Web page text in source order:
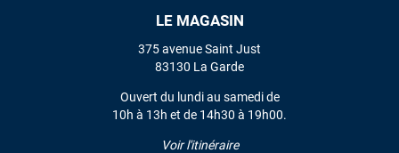
LE MAGASIN
375 avenue Saint Just
83130 La Garde
Ouvert du lundi au samedi de
10h à 13h et de 14h30 à 19h00.
Voir l'itinéraire